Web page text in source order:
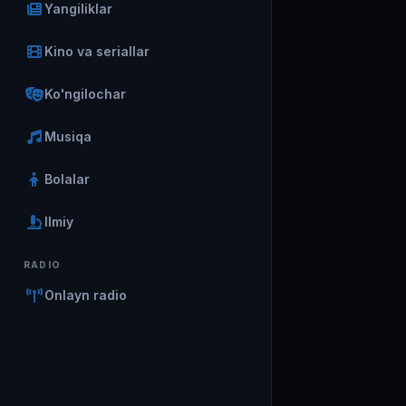
Yangiliklar
Kino va seriallar
Ko'ngilochar
Musiqa
Bolalar
Ilmiy
RADIO
Onlayn radio